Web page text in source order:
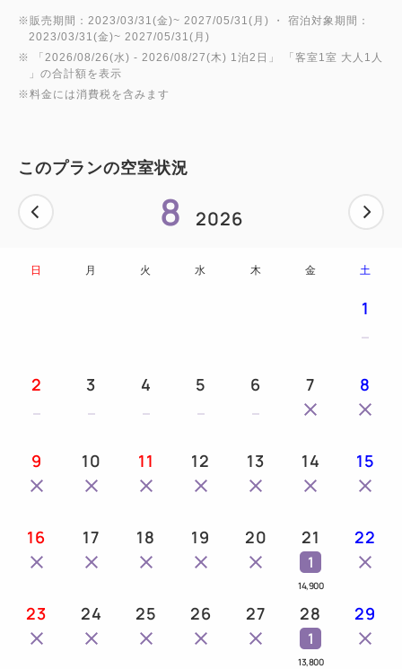
イヤー完備。
個包装アメニティーや追加タオルも販売しておりま
■キャンセル料設定がございます。キャンセルポリシ
ーを必ずご確認くださいませ。
※大阪府宿泊税条例の一部改正により、課税される宿
泊税が、2025年9月1日以降のご宿泊から5，000円以
上に引き下げられることとなりました。
※販売期間：2023/03/31(金)~ 2027/05/31(月) ・ 宿泊対象期間：
2023/03/31(金)~ 2027/05/31(月)
※ 「 2026/08/26(水) - 2026/08/27(木) 1泊2日 」 「客室1室 大人1人
」の合計額を表示
※料金には消費税を含みます
このプランの空室状況
8 2026
日 月 火 水 木 金 土
1
2 3 4 5 6 7 8
9 10 11 12 13 14 15
16 17 18 19 20 21
1
14,900
22
23 24 25 26 27 28
1
13,800
29